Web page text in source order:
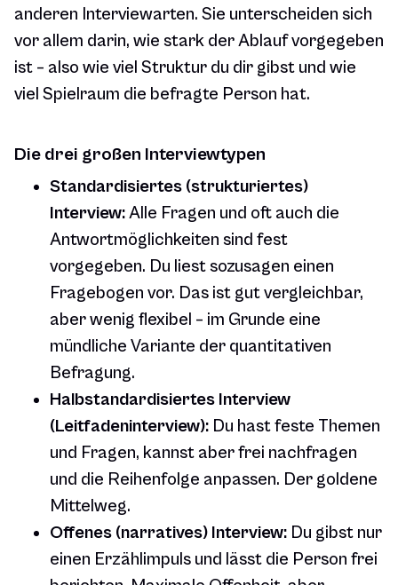
anderen Interviewarten. Sie unterscheiden sich
vor allem darin, wie stark der Ablauf vorgegeben
ist – also wie viel Struktur du dir gibst und wie
viel Spielraum die befragte Person hat.
Die drei großen Interviewtypen
Standardisiertes (strukturiertes)
Interview:Alle Fragen und oft auch die
Antwortmöglichkeiten sind fest
vorgegeben. Du liest sozusagen einen
Fragebogen vor. Das ist gut vergleichbar,
aber wenig flexibel – im Grunde eine
mündliche Variante der quantitativen
Befragung.
Halbstandardisiertes Interview
(Leitfadeninterview): Du hast feste Themen
und Fragen, kannst aber frei nachfragen
und die Reihenfolge anpassen. Der goldene
Mittelweg.
Offenes (narratives) Interview: Du gibst nur
einen Erzählimpuls und lässt die Person frei